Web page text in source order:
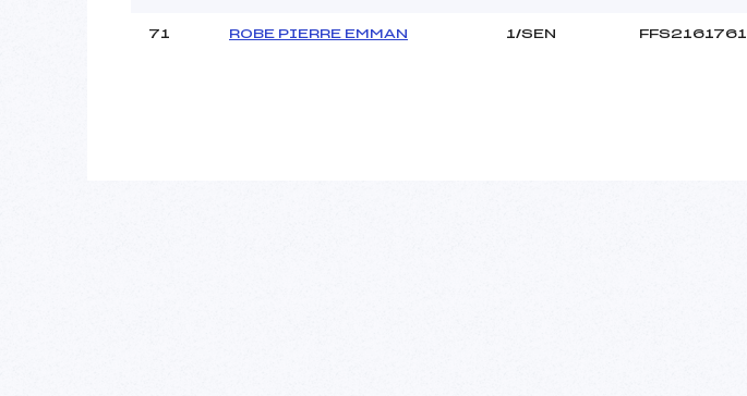
71 ROBE PIERRE EMMAN 1/SEN FFS2161761